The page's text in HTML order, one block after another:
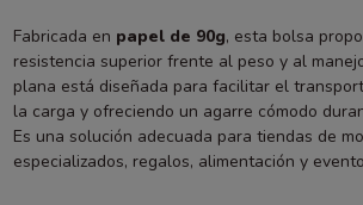
Fabricada en papel de 90g, esta bolsa
resistencia superior frente al peso y al
plana está diseñada para facilitar el
la carga y ofreciendo un agarre cómodo
Es una solución adecuada para tiendas de
especializados, regalos, alimentación y